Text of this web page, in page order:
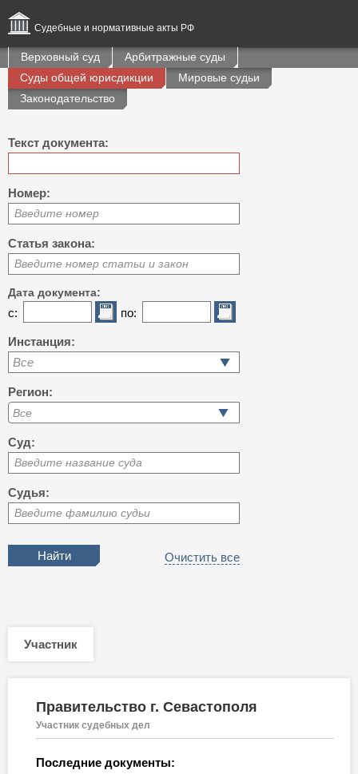
Судебные и нормативные акты РФ
Верховный суд
Арбитражные суды
Суды общей юрисдикции
Мировые судьи
Законодательство
Текст документа:
Номер:
Введите номер
Статья закона:
Введите номер статьи и закон
Дата документа:
с: по:
Инстанция:
Все
Регион:
Суд:
Введите название суда
Судья:
Введите фамилию судьи
Очистить все
Участник
Правительство г. Севастополя
Участник судебных дел
Последние документы: